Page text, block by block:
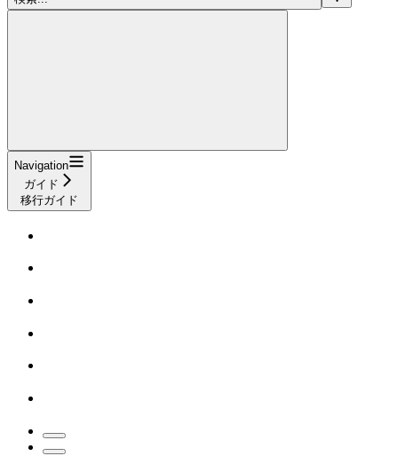
Navigation
ガイド
移行ガイド